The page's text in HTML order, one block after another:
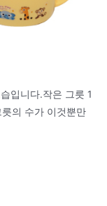
입니다.작은 그릇 1
의 수가 이것뿐만